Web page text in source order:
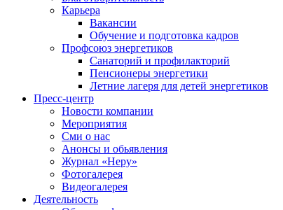
Карьера
Вакансии
Обучение и подготовка кадров
Профсоюз энергетиков
Санаторий и профилакторий
Пенсионеры энергетики
Летние лагеря для детей энергетиков
Пресс-центр
Новости компании
Мероприятия
Сми о нас
Анонсы и обьявления
Журнал «Неру»
Фотогалерея
Видеогалерея
Деятельность